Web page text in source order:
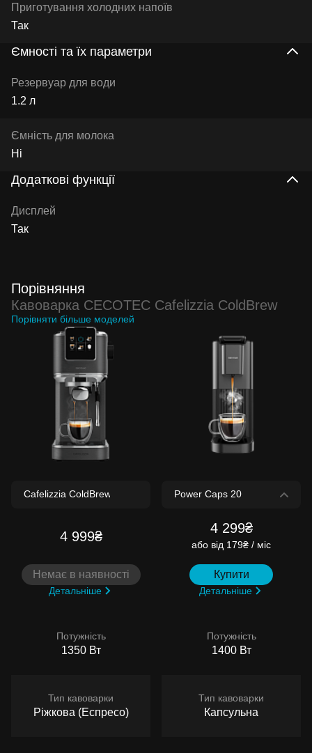
Приготування холодних напоїв
Так
Ємності та їх параметри
Резервуар для води
1.2 л
Ємність для молока
Ні
Додаткові функції
Дисплей
Так
Порівняння
Кавоварка CECOTEC Cafelizzia ColdBrew
Порівняти більше моделей
4 999₴
Немає в наявності
Детальніше
Потужність
1350 Вт
Тип кавоварки
Ріжкова (Еспресо)
4 299₴
або від 179₴ / міс
Купити
Детальніше
Потужність
1400 Вт
Тип кавоварки
Капсульна